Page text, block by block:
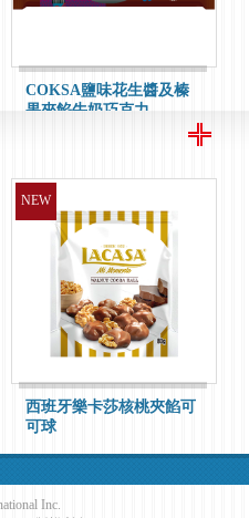
好時巧酥可可風味片100g
瑞士蓮 Lindor牛奶巧克
力200g
HOT
COKSA鹽味花生醬及榛
果夾餡牛奶巧克力
NEW
西班牙樂卡莎核桃夾餡可
可球
Inc.